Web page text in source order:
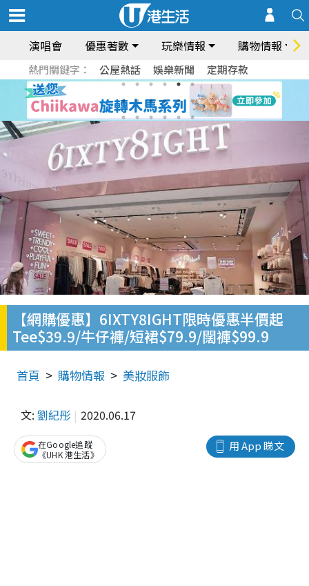
演唱會 優惠著數 玩樂情報 購物情報
熱門關鍵字： 公屋熱話 娛樂新聞 定期存款
【網購優惠】6IXTY8IGHT限時優惠半價起
Tee$39.9/牛仔褲/短裙$79.9/闊褲$99.9
首頁 購物情報 美妝服飾
文: 劉紀彤 2020.06.17
用 App 睇文
在Google追蹤
《UHK 港生活》